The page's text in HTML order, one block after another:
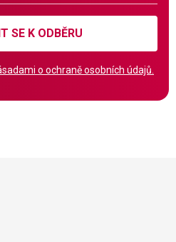
SE K ODBĚRU
o ochraně osobních údajů.